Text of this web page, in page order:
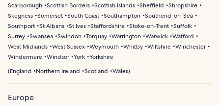
Scarborough Scottish Borders Scottish Islands Sheffield
Shropshire
Skegness Somerset South Coast Southampton Southend-on-Sea
Southport St Albans St Ives Staffordshire Stoke-on-Trent Suffolk
Surrey Swansea Swindon Torquay Warrington Warwick Watford
West Midlands West Sussex Weymouth Whitby Wiltshire Winchester
Windermere Windsor York Yorkshire
(England Northern Ireland Scotland Wales)
Europe